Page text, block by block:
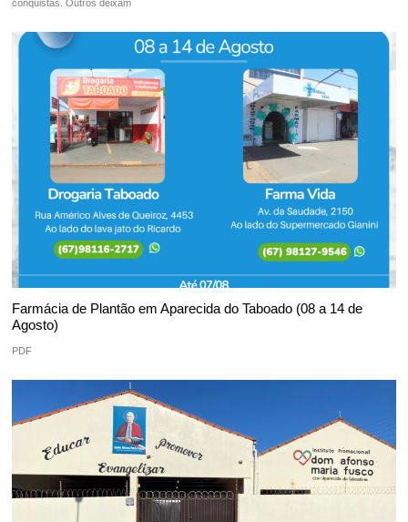
conquistas. Outros deixam
Farmácia de Plantão em Aparecida do Taboado (08 a 14 de
Agosto)
PDF